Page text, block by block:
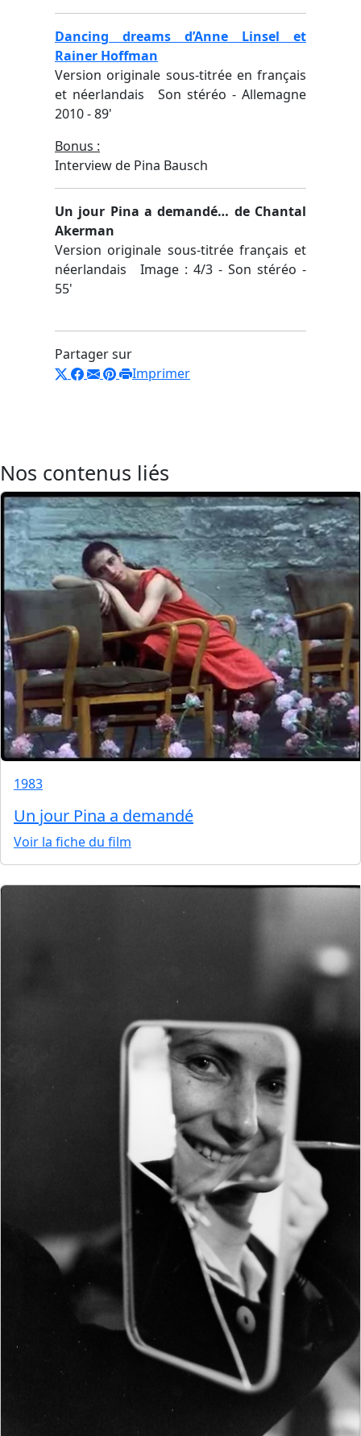
Dancing dreams d’Anne Linsel et
Rainer Hoffman
Version originale sous-titrée en français
et néerlandais Son stéréo - Allemagne
2010 - 89'
Bonus :
Interview de Pina Bausch
Un jour Pina a demandé… de Chantal
Akerman
Version originale sous-titrée français et
néerlandais Image : 4/3 - Son stéréo -
55'
Partager sur
Imprimer
Nos contenus liés
1983
Un jour Pina a demandé
Voir la fiche du film